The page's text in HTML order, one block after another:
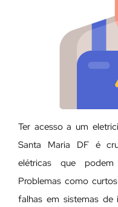
Ter acesso a um
Santa Maria DF é
elétricas que
Problemas como
falhas em sistemas de